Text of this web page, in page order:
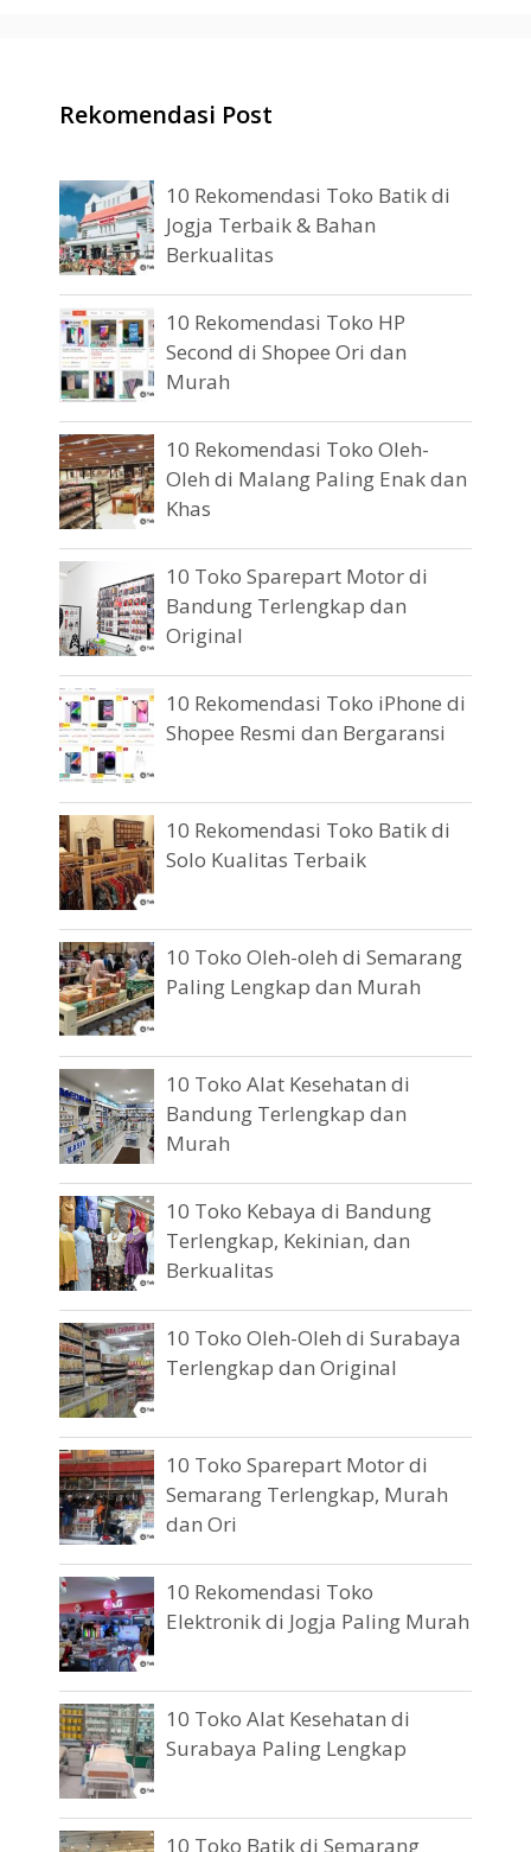
Rekomendasi Post
10 Rekomendasi Toko Batik di
Jogja Terbaik & Bahan
Berkualitas
10 Rekomendasi Toko HP
Second di Shopee Ori dan
Murah
10 Rekomendasi Toko Oleh-
Oleh di Malang Paling Enak dan
Khas
10 Toko Sparepart Motor di
Bandung Terlengkap dan
Original
10 Rekomendasi Toko iPhone di
Shopee Resmi dan Bergaransi
10 Rekomendasi Toko Batik di
Solo Kualitas Terbaik
10 Toko Oleh-oleh di Semarang
Paling Lengkap dan Murah
10 Toko Alat Kesehatan di
Bandung Terlengkap dan
Murah
10 Toko Kebaya di Bandung
Terlengkap, Kekinian, dan
Berkualitas
10 Toko Oleh-Oleh di Surabaya
Terlengkap dan Original
10 Toko Sparepart Motor di
Semarang Terlengkap, Murah
dan Ori
10 Rekomendasi Toko
Elektronik di Jogja Paling Murah
10 Toko Alat Kesehatan di
Surabaya Paling Lengkap
10 Toko Batik di Semarang